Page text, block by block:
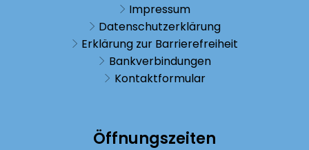
Impressum
Datenschutzerklärung
Erklärung zur Barrierefreiheit
Bankverbindungen
Kontaktformular
Öffnungszeiten